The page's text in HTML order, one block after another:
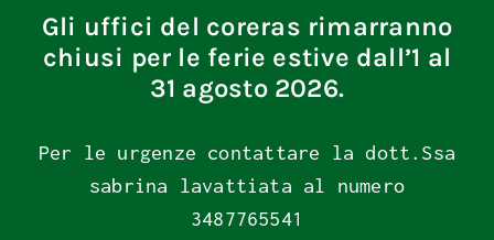
content
Gli uffici del coreras rimarranno
chiusi per le ferie estive dall’1 al
31 agosto 2026.
Per le urgenze contattare la dott.Ssa
sabrina lavattiata al numero
3487765541